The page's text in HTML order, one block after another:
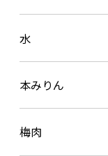
水
本みりん
梅肉